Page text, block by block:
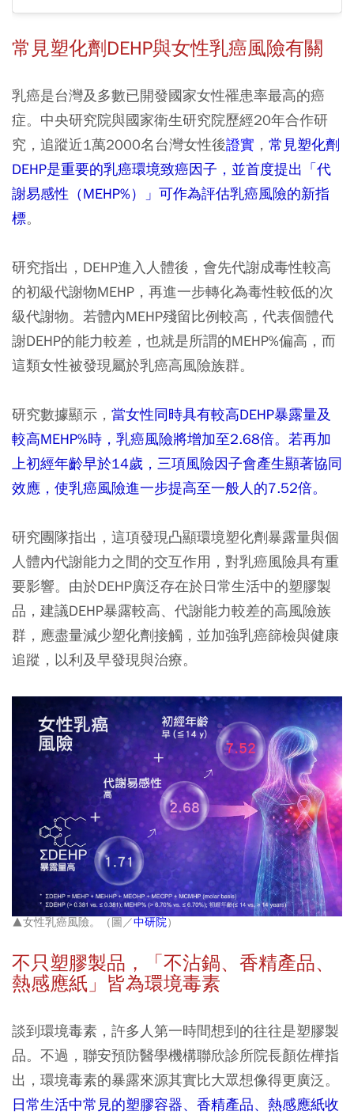
常見塑化劑DEHP與女性乳癌風險有關
乳癌是台灣及多數已開發國家女性罹患率最高的癌
症。中央研究院與國家衛生研究院歷經20年合作研
究，追蹤近1萬2000名台灣女性後證實 ， 常見塑化劑
DEHP是重要的乳癌環境致癌因子，並首度提出「代
謝易感性（MEHP%）」可作為評估乳癌風險的新指
標。
研究指出，DEHP進入人體後，會先代謝成毒性較高
的初級代謝物MEHP，再進一步轉化為毒性較低的次
級代謝物。若體內MEHP殘留比例較高，代表個體代
謝DEHP的能力較差，也就是所謂的MEHP%偏高，而
這類女性被發現屬於乳癌高風險族群。
研究數據顯示， 當女性同時具有較高DEHP暴露量及
較高MEHP%時，乳癌風險將增加至2.68倍。若再加
上初經年齡早於14歲，三項風險因子會產生顯著協同
效應，使乳癌風險進一步提高至一般人的7.52倍。
研究團隊指出，這項發現凸顯環境塑化劑暴露量與個
人體內代謝能力之間的交互作用，對乳癌風險具有重
要影響。由於DEHP廣泛存在於日常生活中的塑膠製
品，建議DEHP暴露較高、代謝能力較差的高風險族
群，應盡量減少塑化劑接觸，並加強乳癌篩檢與健康
追蹤，以利及早發現與治療。
▲女性乳癌風險。（圖／中研院）
不只塑膠製品，「不沾鍋、香精產品、
熱感應紙」皆為環境毒素
談到環境毒素，許多人第一時間想到的往往是塑膠製
品。不過，聯安預防醫學機構聯欣診所院長顏佐樺指
出，環境毒素的暴露來源其實比大眾想像得更廣泛。
日常生活中常見的塑膠容器、香精產品、熱感應紙收